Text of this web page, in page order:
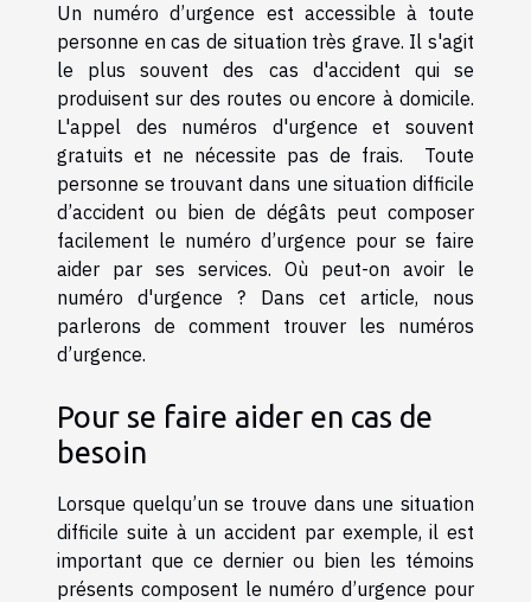
Un numéro d’urgence est accessible à toute
personne en cas de situation très grave. Il s'agit
le plus souvent des cas d'accident qui se
produisent sur des routes ou encore à domicile.
L'appel des numéros d'urgence et souvent
gratuits et ne nécessite pas de frais. Toute
personne se trouvant dans une situation difficile
d’accident ou bien de dégâts peut composer
facilement le numéro d’urgence pour se faire
aider par ses services. Où peut-on avoir le
numéro d'urgence ? Dans cet article, nous
parlerons de comment trouver les numéros
d’urgence.
Pour se faire aider en cas de
besoin
Lorsque quelqu’un se trouve dans une situation
difficile suite à un accident par exemple, il est
important que ce dernier ou bien les témoins
présents composent le numéro d’urgence pour